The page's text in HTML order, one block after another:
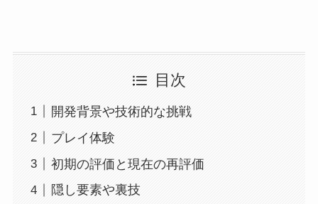
目次
開発背景や技術的な挑戦
プレイ体験
初期の評価と現在の再評価
隠し要素や裏技